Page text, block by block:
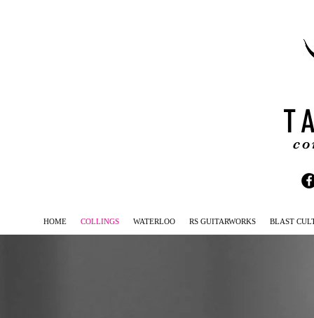
HOME COLLINGS WATERLOO RS GUITARWORKS BLAST